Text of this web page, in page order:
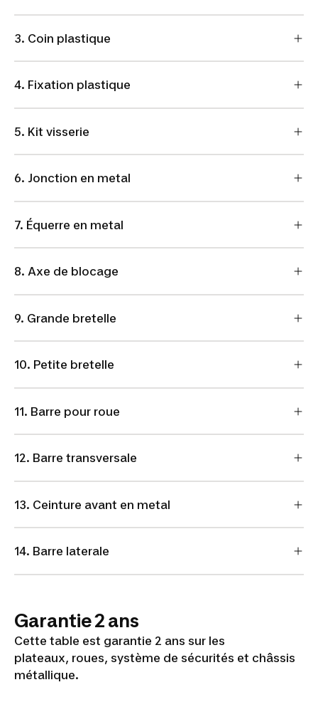
3. Coin plastique
4. Fixation plastique
5. Kit visserie
6. Jonction en metal
7. Équerre en metal
8. Axe de blocage
9. Grande bretelle
10. Petite bretelle
11. Barre pour roue
12. Barre transversale
13. Ceinture avant en metal
14. Barre laterale
Garantie 2 ans
Cette table est garantie 2 ans sur les
plateaux, roues, système de sécurités et châssis
métallique.